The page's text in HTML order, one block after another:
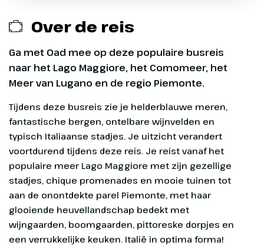
Over de reis
Ga met Oad mee op deze populaire busreis
naar het Lago Maggiore, het Comomeer, het
Meer van Lugano en de regio Piemonte.
Tijdens deze busreis zie je helderblauwe meren,
fantastische bergen, ontelbare wijnvelden en
typisch Italiaanse stadjes. Je uitzicht verandert
voortdurend tijdens deze reis. Je reist vanaf het
populaire meer Lago Maggiore met zijn gezellige
stadjes, chique promenades en mooie tuinen tot
aan de onontdekte parel Piemonte, met haar
glooiende heuvellandschap bedekt met
wijngaarden, boomgaarden, pittoreske dorpjes en
een verrukkelijke keuken. Italië in optima forma!
Heenreis
720 km
Na het heerlijk kopje koffie in
Didam rijden we richting het
zuiden. We komen voor het diner
aan in de Franse Elzas of in Zuid-
Duitsland waar we één nacht
SGR-bijdrage € 5,00 p.p.
Exclusief
Entreegelden ca. € 15,00 p.p.
Optionele excursies (zie dag tot dag)
Overige maaltijden
september 2026 en terugkomen vanaf
16 mei t/m 26 september 2026, overige
opstapplaatsen zijn het gehele seizoen
beschikbaar.
die vertrekken vanaf 11 mei t/m 14
september 2026 en terugkomen vanaf
16 mei t/m 26 september 2026, overige
beschikbaar.
Opstaptijden Gelderland
¹ Opstapplaats te boeken voor reizen
september 2026 en terugkomen vanaf
16 mei t/m 26 september 2026, overige
opstapplaatsen zijn het gehele seizoen
beschikbaar.